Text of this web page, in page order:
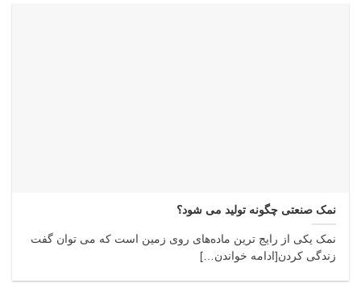
نمک صنعتی چگونه تولید می شود؟
نمک یکی از رایج ترین ماده‌های روی زمین است که می توان گفت
زندگی کردن[ادامه خواندن…]